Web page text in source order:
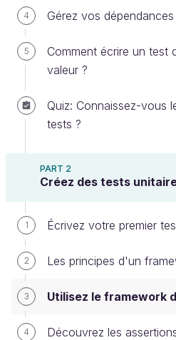
4 Gérez vos dépendances
5
Comment écrire un test
valeur ?
Quiz: Connaissez-vous
tests ?
PART 2
Créez des tests
1 Écrivez votre premier
2 Les principes d'un
3 Utilisez le framework
4 Découvrez les